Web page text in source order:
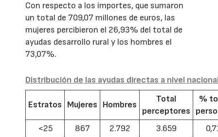
Con respecto a los importes, que sumaron
un total de 709,07 millones de euros, las
mujeres percibieron el 26,93% del total de
ayudas desarrollo rural y los hombres el
73,07%.
Distribución de las ayudas directas a nivel
Estratos Mujeres Hombres
Total
perceptores
%
<25
867 2.792 3.659